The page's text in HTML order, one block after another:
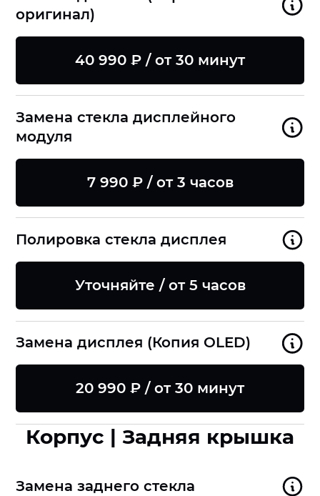
оригинал)
40 990 ₽ / от 30 минут
Замена стекла дисплейного
модуля
7 990 ₽ / от 3 часов
Полировка стекла дисплея
Уточняйте / от 5 часов
Замена дисплея (Копия OLED)
20 990 ₽ / от 30 минут
Корпус | Задняя крышка
Замена заднего стекла